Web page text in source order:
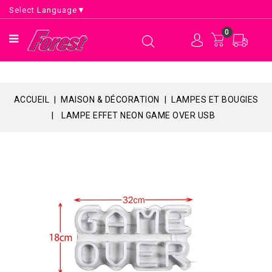
Select Language ▼
0
ACCUEIL MAISON & DÉCORATION
LAMPES ET BOUGIES
LAMPE EFFET NEON GAME OVER USB